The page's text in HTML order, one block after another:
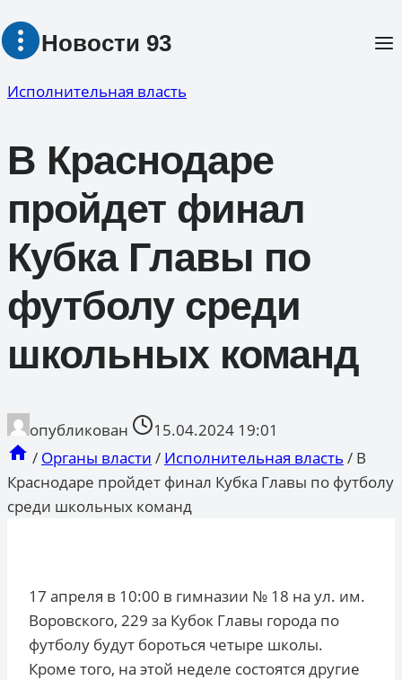
Перейти
Новости 93
Исполнительная власть
В Краснодаре
пройдет финал
Кубка Главы по
футболу среди
школьных команд
опубликован
15.04.2024 19:01
/ Органы власти / Исполнительная власть / В
Краснодаре пройдет финал Кубка Главы по футболу
среди школьных команд
17 апреля в 10:00 в гимназии № 18 на ул. им.
Воровского, 229 за Кубок Главы города по
футболу будут бороться четыре школы.
Кроме того, на этой неделе состоятся другие